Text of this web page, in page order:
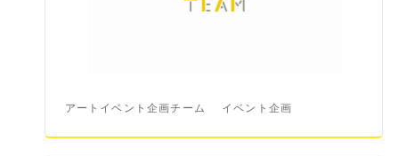
アートイベント企画チーム イベント企画